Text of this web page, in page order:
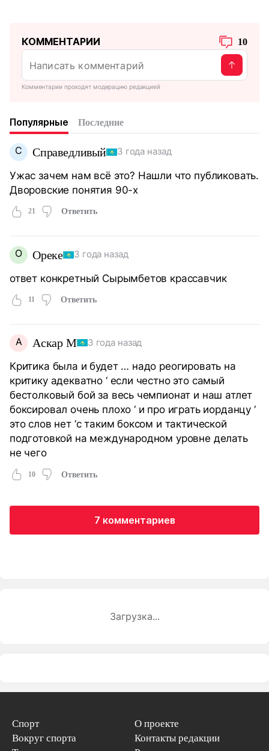
КОММЕНТАРИИ 10
Комментарии проходят модерацию редакцией
Популярные Последние
С Справедливый 3 года назад
Ужас зачем нам всё это? Нашли что публиковать.
Дворовские понятия 90-х
21 Ответить
О Ореке 3 года назад
ответ конкретный Сырымбетов крассавчик
11 Ответить
А Аскар М 3 года назад
Критика была и будет … надо реогировать на
критику адекватно ‘ если честно это самый
бестолковый бой за весь чемпионат и наш атлет
боксировал очень плохо ‘ и про играть иорданцу ‘
это слов нет ‘с таким боксом и тактической
подготовкой на международном уровне делать
не чего
10 Ответить
7 комментариев
Загрузка...
Спорт
Вокруг спорта
О проекте
Контакты редакции